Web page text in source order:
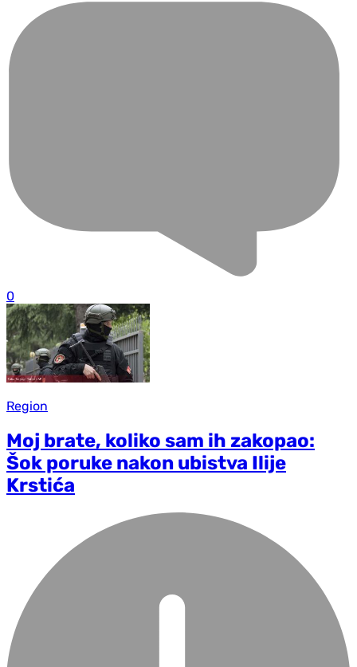
0
Region
Moj brate, koliko sam ih zakopao:
Šok poruke nakon ubistva Ilije
Krstića